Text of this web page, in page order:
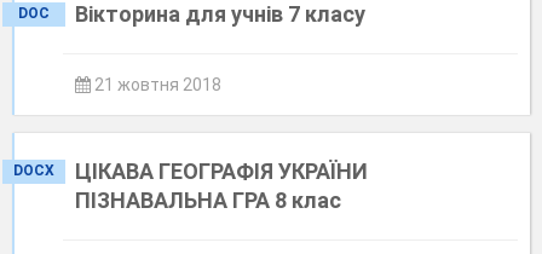
DOC Вікторина для учнів 7 класу
21 жовтня 2018
DOCX
ЦІКАВА ГЕОГРАФІЯ УКРАЇНИ
ПІЗНАВАЛЬНА ГРА 8 клас